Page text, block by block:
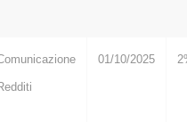
01/10/2025